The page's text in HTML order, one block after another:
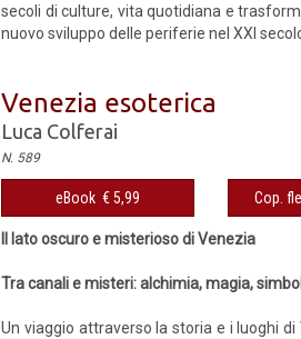
secoli di culture, vita quotidiana e
nuovo sviluppo delle periferie nel XXI
Venezia esoterica
Luca Colferai
N. 589
eBook € 5,99 Cop.
Il lato oscuro e misterioso di Venezia
Tra canali e misteri: alchimia, magia,
Un viaggio attraverso la storia e i luoghi